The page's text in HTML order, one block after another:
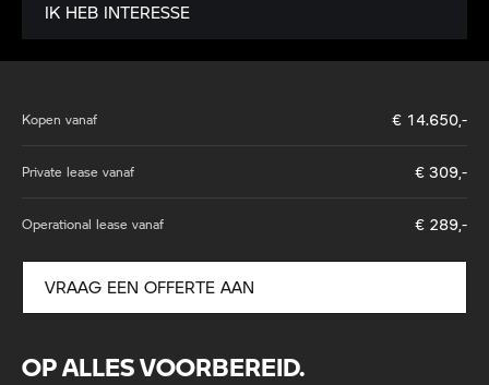
IK HEB INTERESSE
Kopen vanaf € 14.650,-
Private lease vanaf €309,-
Operational lease vanaf € 289,-
VRAAG EEN OFFERTE AAN
OP ALLES VOORBEREID.